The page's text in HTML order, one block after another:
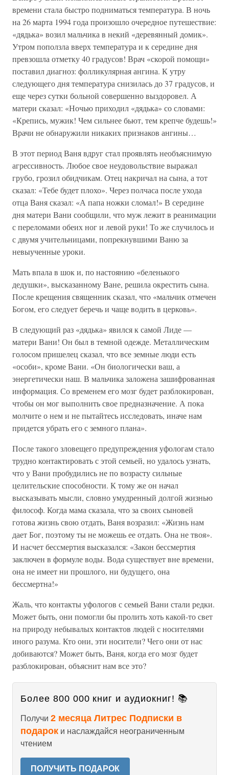
времени стала быстро подниматься температура. В ночь
на 26 марта 1994 года произошло очередное путешествие:
«дядька» возил мальчика в некий «деревянный домик».
Утром поползла вверх температура и к середине дня
превзошла отметку 40 градусов! Врач «скорой помощи»
поставил диагноз: фолликулярная ангина. К утру
следующего дня температура снизилась до 37 градусов, и
еще через сутки больной совершенно выздоровел. А
матери сказал: «Ночью приходил «дядька» со словами:
«Крепись, мужик! Чем сильнее бьют, тем крепче будешь!»
Врачи не обнаружили никаких признаков ангины…
В этот период Ваня вдруг стал проявлять необъяснимую
агрессивность. Любое свое неудовольствие выражал
грубо, грозил обидчикам. Отец накричал на сына, а тот
сказал: «Тебе будет плохо». Через полчаса после ухода
отца Ваня сказал: «А папа ножки сломал!» В середине
дня матери Вани сообщили, что муж лежит в реанимации
с переломами обеих ног и левой руки! То же случилось и
с двумя учительницами, попрекнувшими Ваню за
невыученные уроки.
Мать впала в шок и, по настоянию «беленького
дедушки», высказанному Ване, решила окрестить сына.
После крещения священник сказал, что «мальчик отмечен
Богом, его следует беречь и чаще водить в церковь».
В следующий раз «дядька» явился к самой Лиде —
матери Вани! Он был в темной одежде. Металлическим
голосом пришелец сказал, что все земные люди есть
«особи», кроме Вани. «Он биологически ваш, а
энергетически наш. В мальчика заложена зашифрованная
информация. Со временем его мозг будет разблокирован,
чтобы он мог выполнить свое предназначение. А пока
молчите о нем и не пытайтесь исследовать, иначе нам
придется убрать его с земного плана».
После такого зловещего предупреждения уфологам стало
трудно контактировать с этой семьей, но удалось узнать,
что у Вани пробудились не по возрасту сильные
целительские способности. К тому же он начал
высказывать мысли, словно умудренный долгой жизнью
философ. Когда мама сказала, что за своих сыновей
готова жизнь свою отдать, Ваня возразил: «Жизнь нам
дает Бог, поэтому ты не можешь ее отдать. Она не твоя».
И насчет бессмертия высказался: «Закон бессмертия
заключен в формуле воды. Вода существует вне времени,
она не имеет ни прошлого, ни будущего, она
бессмертна!»
Жаль, что контакты уфологов с семьей Вани стали редки.
Может быть, они помогли бы пролить хоть какой-то свет
на природу небывалых контактов людей с носителями
иного разума. Кто они, эти носители? Чего они от нас
добиваются? Может быть, Ваня, когда его мозг будет
разблокирован, объяснит нам все это?
Более 800 000 книг и аудиокниг! 📚
Получи 2 месяца Литрес Подписки в
подарок и наслаждайся неограниченным
чтением
ПОЛУЧИТЬ ПОДАРОК